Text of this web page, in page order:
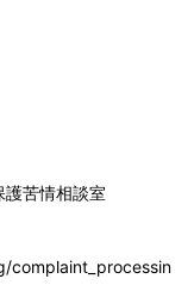
苦情相談室
complaint_processin